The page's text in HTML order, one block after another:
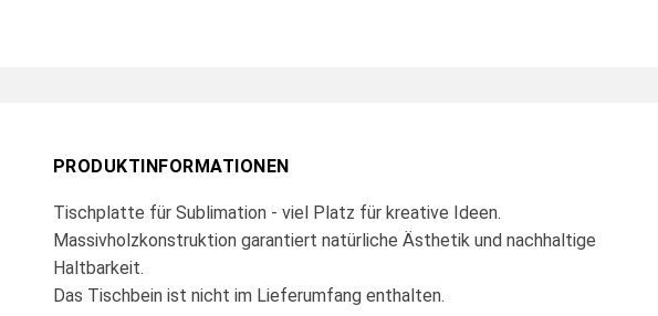
PRODUKTINFORMATIONEN
Tischplatte für Sublimation - viel Platz für kreative Ideen.
Massivholzkonstruktion garantiert natürliche Ästhetik und nachhaltige
Haltbarkeit.
Das Tischbein ist nicht im Lieferumfang enthalten.